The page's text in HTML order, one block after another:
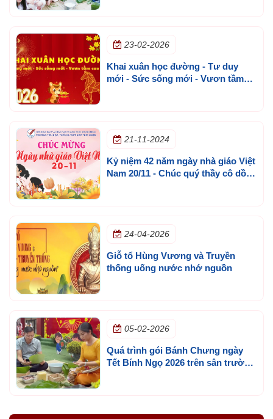
23-02-2026
Khai xuân học đường - Tư duy
mới - Sức sống mới - Vươn tầm
21-11-2024
Kỷ niệm 42 năm ngày nhà giáo Việt
Nam 20/11 - Chúc quý thầy cô dồi
24-04-2026
Giỗ tổ Hùng Vương và Truyền
thống uống nước nhớ nguồn
05-02-2026
Quá trình gói Bánh Chưng ngày
Tết Bính Ngọ 2026 trên sân trường